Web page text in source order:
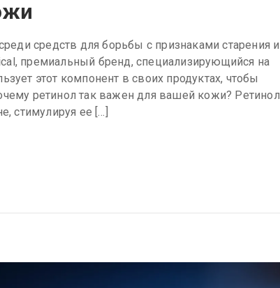
средств для борьбы с признаками старения и
премиальный бренд, специализирующийся на
этот компонент в своих продуктах, чтобы
ретинол так важен для вашей кожи? Ретинол
стимулируя ее […]